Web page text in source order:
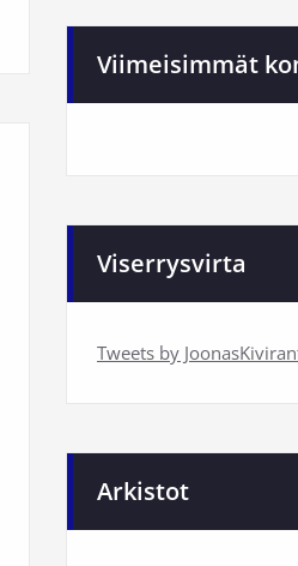
Viimeisimmät
Viserrysvirta
Tweets by
Arkistot